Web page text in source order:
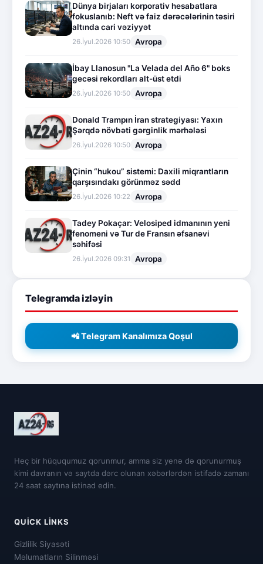
Dünya birjaları korporativ hesabatlara
fokuslanıb: Neft və faiz dərəcələrinin təsiri
altında cari vəziyyət
26.İyul.2026 10:50 Avropa
İbay Llanosun "La Velada del Año 6" boks
gecəsi rekordları alt-üst etdi
26.İyul.2026 10:50 Avropa
Donald Trampın İran strategiyası: Yaxın
Şərqdə növbəti gərginlik mərhələsi
26.İyul.2026 10:50 Avropa
Çinin “hukou” sistemi: Daxili miqrantların
qarşısındakı görünməz sədd
26.İyul.2026 10:22 Avropa
Tadey Pokaçar: Velosiped idmanının yeni
fenomeni və Tur de Fransın əfsanəvi
səhifəsi
26.İyul.2026 09:31 Avropa
Telegramda izləyin
📲 Telegram Kanalımıza Qoşul
Heç bir hüququmuz qorunmur, amma siz yenə də qorunurmuş
kimi davranın və saytda dərc olunan xəbərlərdən istifadə zamanı
24 saat saytına istinad edin.
QUICK LINKS
Gizlilik Siyasəti
Məlumatların Silinməsi